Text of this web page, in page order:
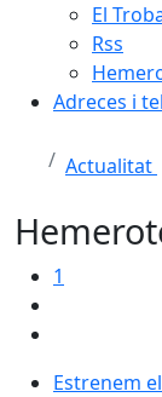
El
Rss
Adreces i
Actualitat
1
Estrenem
Estrenem